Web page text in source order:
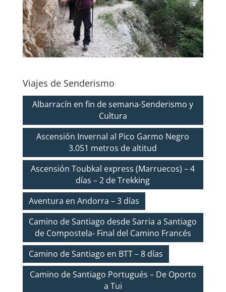
Viajes de Senderismo
Albarracín en fin de semana-Senderismo y
Cultura
Ascensión Invernal al Pico Garmo Negro
3.051 metros de altitud
Ascensión Toubkal express (Marruecos) – 4
días – 2 de Trekking
Aventura en Andorra – 3 días
Camino de Santiago desde Sarria a Santiago
de Compostela- Final del Camino Francés
Camino de Santiago en BTT – 8 días
Camino de Santiago Portugués – De Oporto
a Tui